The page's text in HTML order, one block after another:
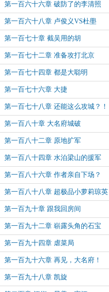
第一百六十六章 破防了的李清照
第一百六十八章 卢俊义VS杜壆
——巅峰对决
第一百七十章 截吴用的胡
第一百七十二章 准备攻打北京
第一百七十四章 都是大聪明
第一百七十六章 大捷
第一百七十八章 还能这么攻城？！
第一百八十章 大名府城破
第一百八十二章 原地扩军
第一百八十四章 水泊梁山的援军
第一百八十六章 作者亲自下场？
第一百八十八章 超极品小萝莉琼英
第一百九十章 跟我回房间
第一百九十二章 崭露头角的石宝
第一百九十四章 虐菜局
第一百九十六章 再见，大名府！
第一百九十八章 凯旋